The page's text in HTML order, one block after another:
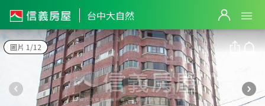
台中大自然
圖片 1/12